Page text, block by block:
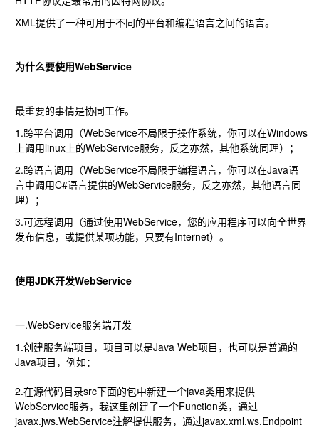
XML提供了一种可用于不同的平台和编程语言之间的语言。
为什么要使用WebService
最重要的事情是协同工作。
1.跨平台调用（WebService不局限于操作系统，你可以在Windows
上调用linux上的WebService服务，反之亦然，其他系统同理）；
2.跨语言调用（WebService不局限于编程语言，你可以在Java语
言中调用C#语言提供的WebService服务，反之亦然，其他语言同
理）；
3.可远程调用（通过使用WebService，您的应用程序可以向全世界
发布信息，或提供某项功能，只要有Internet）。
使用JDK开发WebService
一.WebService服务端开发
1.创建服务端项目，项目可以是Java Web项目，也可以是普通的
Java项目，例如：
2.在源代码目录src下面的包中新建一个java类用来提供
WebService服务，我这里创建了一个Function类，通过
javax.jws.WebService注解提供服务，通过javax.xml.ws.Endpoint